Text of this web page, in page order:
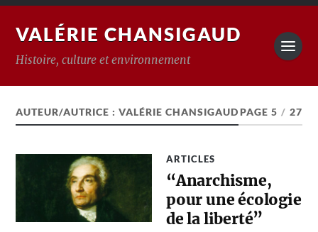
VALÉRIE CHANSIGAUD
Histoire, culture et environnement
AUTEUR/AUTRICE :VALÉRIE CHANSIGAUDPAGE 5 / 27
ARTICLES
“Anarchisme,
pour une écologie
de la liberté”